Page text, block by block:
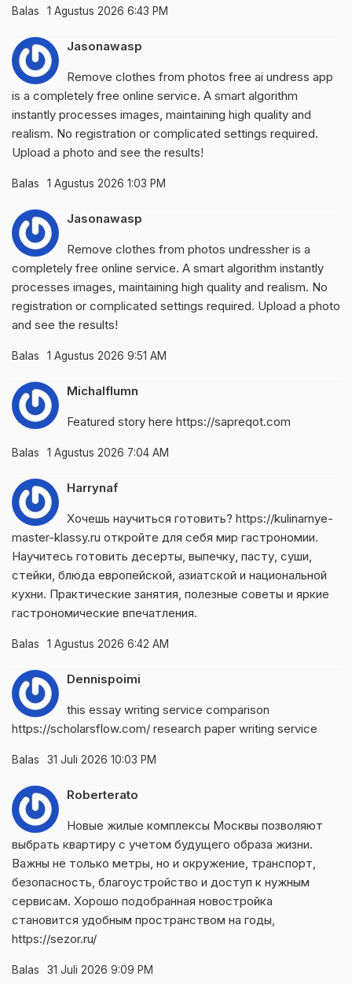
Balas 1 Agustus 2026 6:43 PM
Jasonawasp
Remove clothes from photos free ai undress app
is a completely free online service. A smart algorithm
instantly processes images, maintaining high quality and
realism. No registration or complicated settings required.
Upload a photo and see the results!
Balas 1 Agustus 2026 1:03 PM
Jasonawasp
Remove clothes from photos undressher is a
completely free online service. A smart algorithm instantly
processes images, maintaining high quality and realism. No
registration or complicated settings required. Upload a photo
and see the results!
Balas 1 Agustus 2026 9:51 AM
Michalflumn
Featured story here https://sapreqot.com
Balas 1 Agustus 2026 7:04 AM
Harrynaf
Хочешь научиться готовить? https://kulinarnye-
master-klassy.ru откройте для себя мир гастрономии.
Научитесь готовить десерты, выпечку, пасту, суши,
стейки, блюда европейской, азиатской и национальной
кухни. Практические занятия, полезные советы и яркие
гастрономические впечатления.
Balas 1 Agustus 2026 6:42 AM
Dennispoimi
this essay writing service comparison
https://scholarsflow.com/ research paper writing service
Balas 31 Juli 2026 10:03 PM
Roberterato
Новые жилые комплексы Москвы позволяют
выбрать квартиру с учетом будущего образа жизни.
Важны не только метры, но и окружение, транспорт,
безопасность, благоустройство и доступ к нужным
сервисам. Хорошо подобранная новостройка
становится удобным пространством на годы,
https://sezor.ru/
Balas 31 Juli 2026 9:09 PM